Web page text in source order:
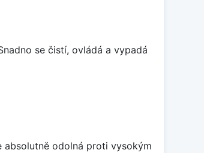
se čistí, ovládá a vypadá
absolutně odolná proti vysokým